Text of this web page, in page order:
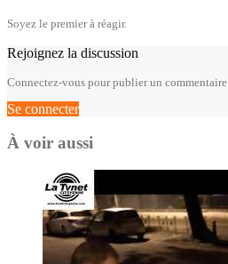
Soyez le premier à réagir.
Rejoignez la discussion
Connectez-vous pour publier un commentaire.
Se connecter
À voir aussi